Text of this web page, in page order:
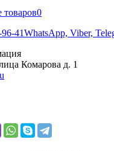
товаров0
41WhatsApp, Viber,
Комарова д. 1